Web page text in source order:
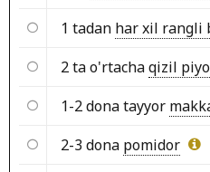
1 tadan har xil rangli
2 ta o'rtachaqizil
1-2 dona tayyor
2-3 dona pomidor